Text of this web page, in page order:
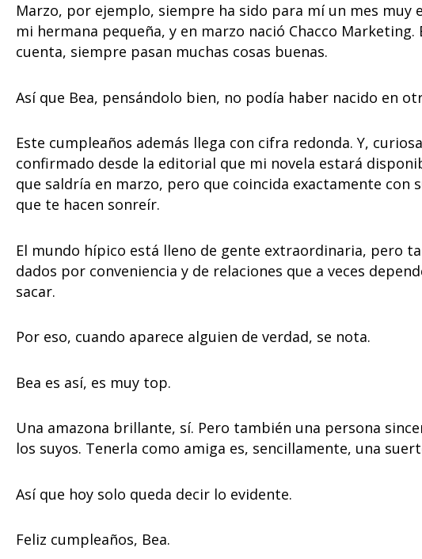
Marzo, por ejemplo, siempre ha sido para mí un mes muy
mi hermana pequeña, y en marzo nació Chacco
cuenta, siempre pasan muchas cosas buenas.
Así que Bea, pensándolo bien, no podía haber nacido en
Este cumpleaños además llega con cifra redonda. Y,
confirmado desde la editorial que mi novela estará
que saldría en marzo, pero que coincida exactamente con
que te hacen sonreír.
El mundo hípico está lleno de gente extraordinaria, pero
dados por conveniencia y de relaciones que a veces
sacar.
Por eso, cuando aparece alguien de verdad, se nota.
Bea es así, es muy top.
Una amazona brillante, sí. Pero también una persona
los suyos. Tenerla como amiga es, sencillamente, una
Así que hoy solo queda decir lo evidente.
Feliz cumpleaños, Bea.